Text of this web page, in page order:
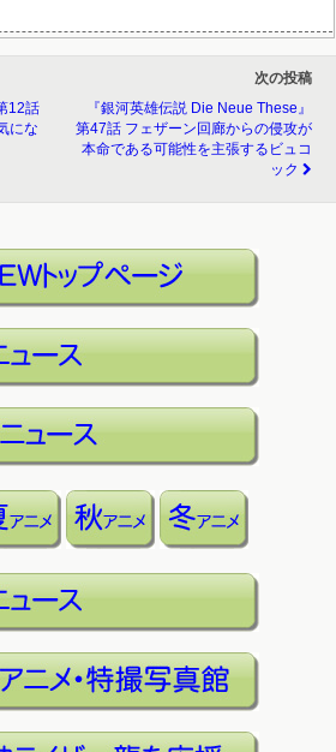
12話
にな
次の投稿
『銀河英雄伝説 Die Neue These』
第47話 フェザーン回廊からの侵攻が
本命である可能性を主張するビュコ
ック